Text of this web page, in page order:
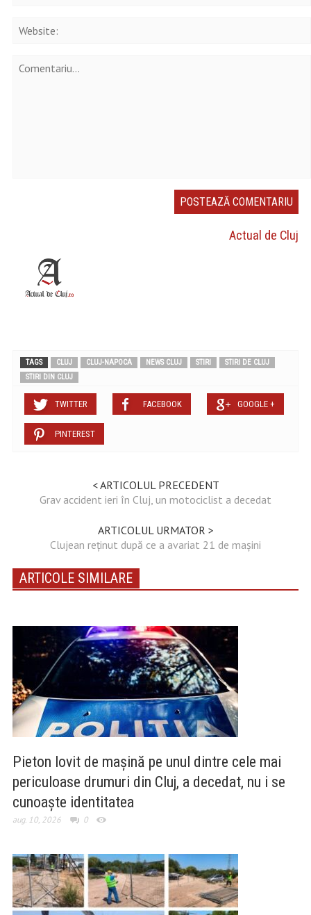
Actual de Cluj
TAGS CLUJ CLUJ-NAPOCA NEWS CLUJ STIRI
STIRI DE CLUJ
STIRI DIN CLUJ
TWITTER FACEBOOK GOOGLE +
PINTEREST
< ARTICOLUL PRECEDENT
Grav accident ieri în Cluj, un motociclist a decedat
ARTICOLUL URMATOR >
Clujean reținut după ce a avariat 21 de mașini
ARTICOLE SIMILARE
Pieton lovit de mașină pe unul dintre cele mai
periculoase drumuri din Cluj, a decedat, nu i se
cunoaște identitatea
aug. 10, 2026 0